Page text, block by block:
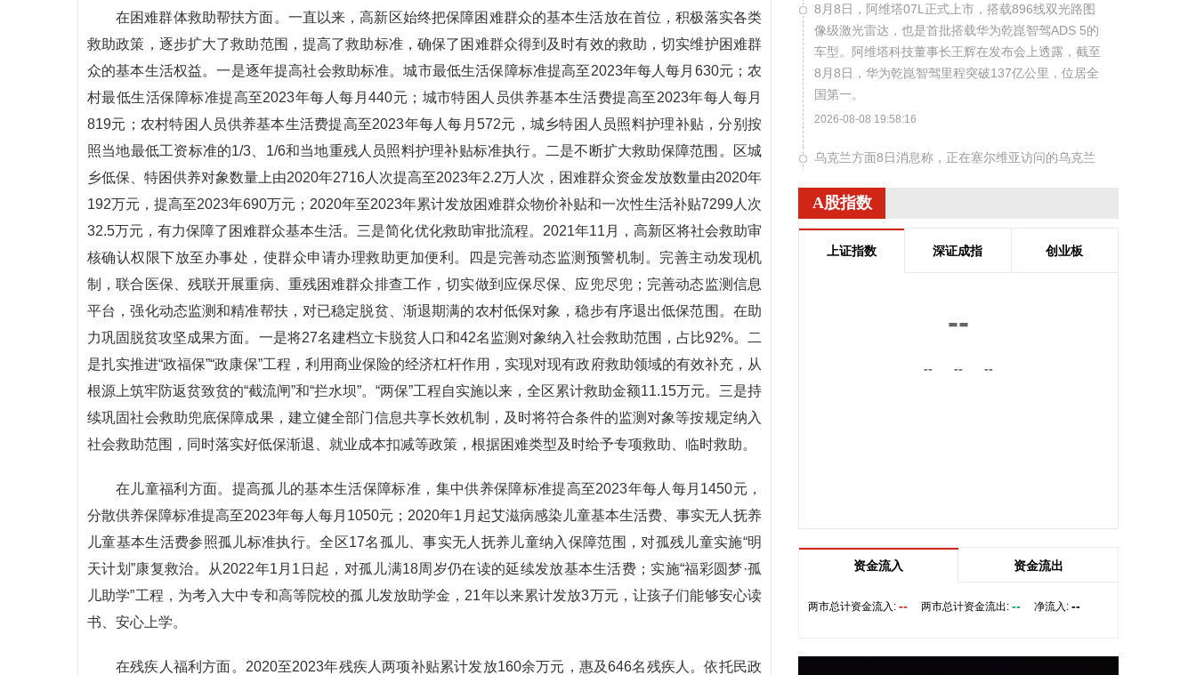
在困难群体救助帮扶方面。一直以来，高新区始终把保障困难群众的基本生活放在首位，积极落实各类
救助政策，逐步扩大了救助范围，提高了救助标准，确保了困难群众得到及时有效的救助，切实维护困难群
众的基本生活权益。一是逐年提高社会救助标准。城市最低生活保障标准提高至2023年每人每月630元；农
村最低生活保障标准提高至2023年每人每月440元；城市特困人员供养基本生活费提高至2023年每人每月
819元；农村特困人员供养基本生活费提高至2023年每人每月572元，城乡特困人员照料护理补贴，分别按
照当地最低工资标准的1/3、1/6和当地重残人员照料护理补贴标准执行。二是不断扩大救助保障范围。区城
乡低保、特困供养对象数量上由2020年2716人次提高至2023年2.2万人次，困难群众资金发放数量由2020年
192万元，提高至2023年690万元；2020年至2023年累计发放困难群众物价补贴和一次性生活补贴7299人次
32.5万元，有力保障了困难群众基本生活。三是简化优化救助审批流程。2021年11月，高新区将社会救助审
核确认权限下放至办事处，使群众申请办理救助更加便利。四是完善动态监测预警机制。完善主动发现机
制，联合医保、残联开展重病、重残困难群众排查工作，切实做到应保尽保、应兜尽兜；完善动态监测信息
平台，强化动态监测和精准帮扶，对已稳定脱贫、渐退期满的农村低保对象，稳步有序退出低保范围。在助
力巩固脱贫攻坚成果方面。一是将27名建档立卡脱贫人口和42名监测对象纳入社会救助范围，占比92%。二
是扎实推进“政福保”“政康保”工程，利用商业保险的经济杠杆作用，实现对现有政府救助领域的有效补充，从
根源上筑牢防返贫致贫的“截流闸”和“拦水坝”。“两保”工程自实施以来，全区累计救助金额11.15万元。三是持
续巩固社会救助兜底保障成果，建立健全部门信息共享长效机制，及时将符合条件的监测对象等按规定纳入
社会救助范围，同时落实好低保渐退、就业成本扣减等政策，根据困难类型及时给予专项救助、临时救助。
在儿童福利方面。提高孤儿的基本生活保障标准，集中供养保障标准提高至2023年每人每月1450元，
分散供养保障标准提高至2023年每人每月1050元；2020年1月起艾滋病感染儿童基本生活费、事实无人抚养
儿童基本生活费参照孤儿标准执行。全区17名孤儿、事实无人抚养儿童纳入保障范围，对孤残儿童实施“明
天计划”康复救治。从2022年1月1日起，对孤儿满18周岁仍在读的延续发放基本生活费；实施“福彩圆梦·孤
儿助学”工程，为考入大中专和高等院校的孤儿发放助学金，21年以来累计发放3万元，让孩子们能够安心读
书、安心上学。
在残疾人福利方面。2020至2023年残疾人两项补贴累计发放160余万元，惠及646名残疾人。依托民政
8月8日，阿维塔07L正式上市，搭载896线双光路图
像级激光雷达，也是首批搭载华为乾崑智驾ADS 5的
车型。阿维塔科技董事长王辉在发布会上透露，截至
8月8日，华为乾崑智驾里程突破137亿公里，位居全
国第一。
2026-08-08 19:58:16
乌克兰方面8日消息称，正在塞尔维亚访问的乌克兰
将每月向乌克兰提供“爱国者”防空系统拦截导弹。泽
连斯基同时表示，仅靠这项供应无法完全弥补乌克兰
目前的拦截导弹短缺。
龙星控股总部泛光工程项目。
当地时间8日凌晨，由共和党控制的美国参议院以50
任司法部长。 当地时间6月8日，美国白宫表示，总
A股指数
上证指数 深证成指 创业板
--
-- -- --
资金流入 资金流出
两市总计资金流入: -- 两市总计资金流出: -- 净流入: --